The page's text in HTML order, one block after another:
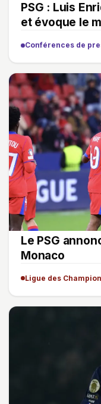
PSG : Luis
et évoque le
Conférences de
Le PSG
Monaco
Ligue des